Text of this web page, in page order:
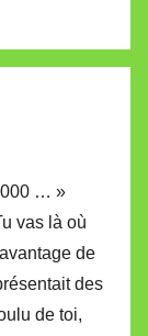
… »
vas là où
de
des
de toi,